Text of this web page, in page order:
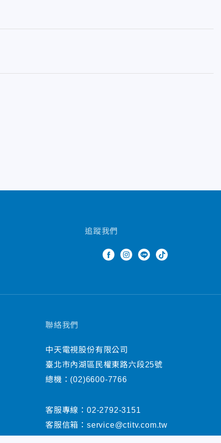
追蹤我們
聯絡我們
中天電視股份有限公司
臺北市內湖區民權東路六段25號
總機： (02)6600-7766
客服專線： 02-2792-3151
客服信箱： service@ctitv.com.tw